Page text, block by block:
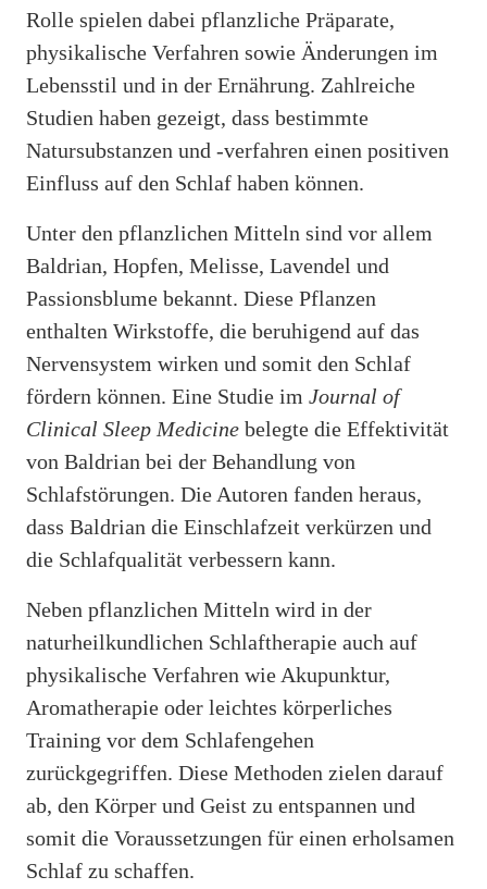
Rolle spielen dabei pflanzliche Präparate,
physikalische Verfahren sowie Änderungen im
Lebensstil und in der Ernährung. Zahlreiche
Studien haben gezeigt, dass bestimmte
Natursubstanzen und -verfahren einen positiven
Einfluss auf den Schlaf haben können.
Unter den pflanzlichen Mitteln sind vor allem
Baldrian, Hopfen, Melisse, Lavendel und
Passionsblume bekannt. Diese Pflanzen
enthalten Wirkstoffe, die beruhigend auf das
Nervensystem wirken und somit den Schlaf
fördern können. Eine Studie im Journal of
Clinical Sleep Medicine belegte die Effektivität
von Baldrian bei der Behandlung von
Schlafstörungen. Die Autoren fanden heraus,
dass Baldrian die Einschlafzeit verkürzen und
die Schlafqualität verbessern kann.
Neben pflanzlichen Mitteln wird in der
naturheilkundlichen Schlaftherapie auch auf
physikalische Verfahren wie Akupunktur,
Aromatherapie oder leichtes körperliches
Training vor dem Schlafengehen
zurückgegriffen. Diese Methoden zielen darauf
ab, den Körper und Geist zu entspannen und
somit die Voraussetzungen für einen erholsamen
Schlaf zu schaffen.